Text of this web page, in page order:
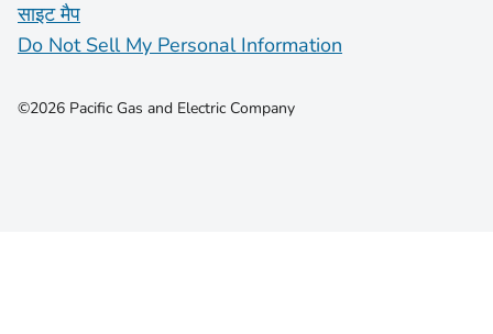
साइट मैप
Do Not Sell My Personal Information
©2026 Pacific Gas and Electric Company